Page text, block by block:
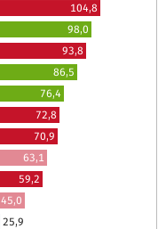
104,8
98,0
93,8
86,5
76,4
72,8
70,9
63,1
59,2
45,0
25,9